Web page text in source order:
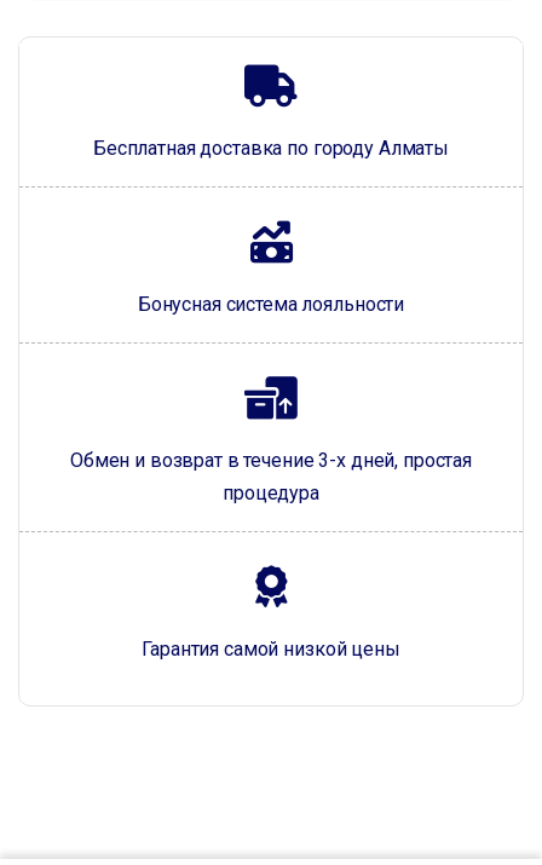
Бесплатная доставка по городу Алматы
Бонусная система лояльности
Обмен и возврат в течение 3-х дней, простая
процедура
Гарантия самой низкой цены